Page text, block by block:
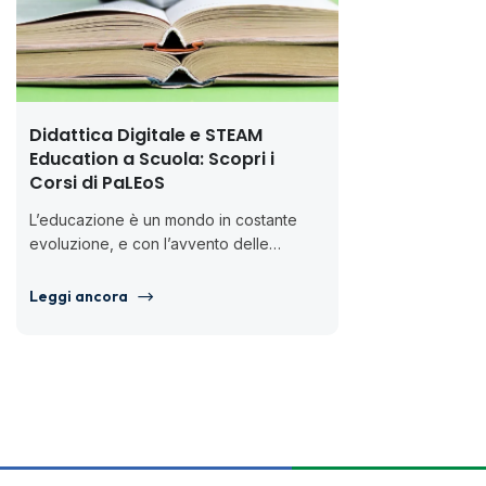
Didattica Digitale e STEAM
Education a Scuola: Scopri i
Corsi di PaLEoS
L’educazione è un mondo in costante
evoluzione, e con l’avvento delle
possibilità e sfide per...
Leggi ancora